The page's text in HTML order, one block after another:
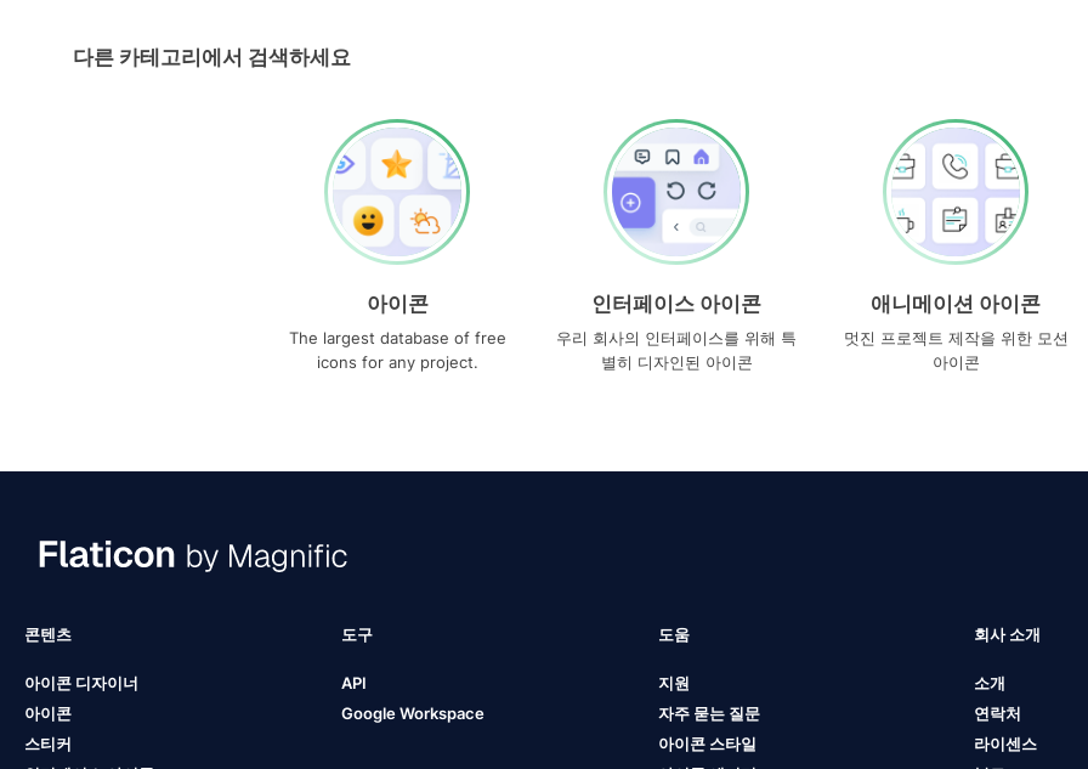
다른 카테고리에서 검색하세요
아이콘
The largest database of free
icons for any project.
인터페이스 아이콘
우리 회사의 인터페이스를 위해 특
별히 디자인된 아이콘
애니메이션 아이콘
멋진 프로젝트 제작을 위한 모션
아이콘
콘텐츠
아이콘 디자이너
아이콘
스티커
도구
API
Google Workspace
도움
지원
자주 묻는 질문
아이콘 스타일
회사 소개
소개
연락처
라이센스